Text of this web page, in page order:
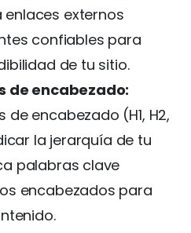
externos
confiables para
de tu sitio.
de encabezado:
de encabezado (H1, H2,
la jerarquía de tu
palabras clave
encabezados para